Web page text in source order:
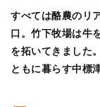
すべては酪農のリ
口。竹下牧場は牛
を拓いてきました
ともに暮らす中標